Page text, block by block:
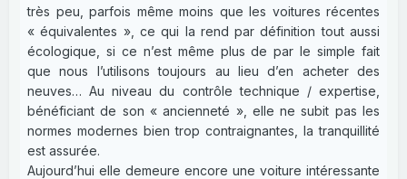
très peu, parfois même moins que les voitures récentes
« équivalentes », ce qui la rend par définition tout aussi
écologique, si ce n’est même plus de par le simple fait
que nous l’utilisons toujours au lieu d’en acheter des
neuves… Au niveau du contrôle technique / expertise,
bénéficiant de son « ancienneté », elle ne subit pas les
normes modernes bien trop contraignantes, la tranquillité
est assurée.
Aujourd’hui elle demeure encore une voiture intéressante